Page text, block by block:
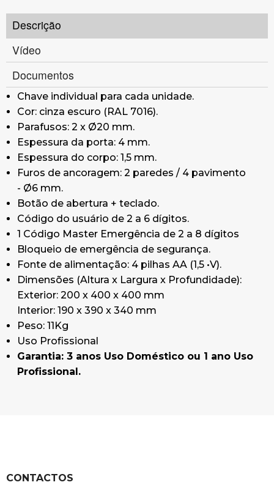
Descrição
Vídeo
Documentos
Chave individual para cada unidade.
Cor: cinza escuro (RAL 7016).
Parafusos: 2 x Ø20 mm.
Espessura da porta: 4 mm.
Espessura do corpo: 1,5 mm.
Furos de ancoragem: 2 paredes / 4 pavimento
- Ø6 mm.
Botão de abertura + teclado.
Código do usuário de 2 a 6 dígitos.
1 Código Master Emergência de 2 a 8 dígitos
Bloqueio de emergência de segurança.
Fonte de alimentação: 4 pilhas AA (1,5 •V).
Dimensões (Altura x Largura x Profundidade):
Exterior: 200 x 400 x 400 mm
Interior: 190 x 390 x 340 mm
Peso: 11Kg
Uso Profissional
Garantia: 3 anos Uso Doméstico ou 1 ano Uso
Profissional.
CONTACTOS